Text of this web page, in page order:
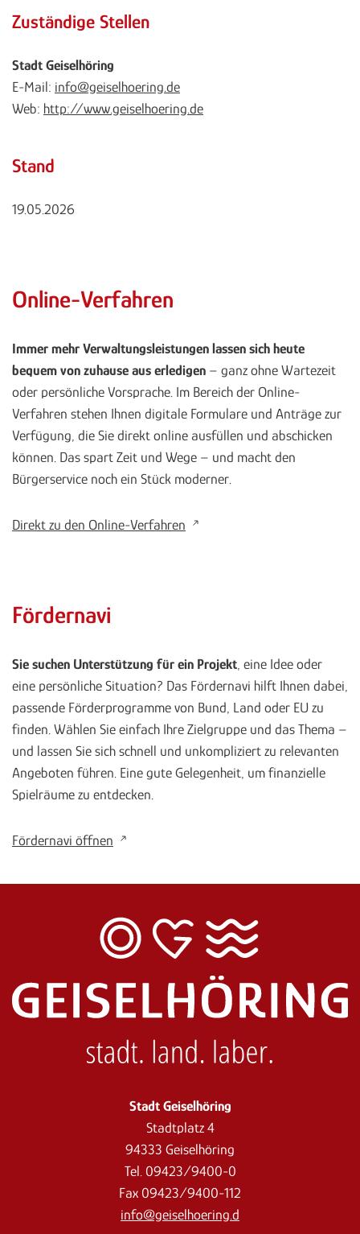
Zuständige Stellen
Stadt Geiselhöring
E-Mail: info@geiselhoering.de
Web: http://www.geiselhoering.de
Stand
19.05.2026
Online-Verfahren
Immer mehr Verwaltungsleistungen lassen sich heute
bequem von zuhause aus erledigen – ganz ohne Wartezeit
oder persönliche Vorsprache. Im Bereich der Online-
Verfahren stehen Ihnen digitale Formulare und Anträge zur
Verfügung, die Sie direkt online ausfüllen und abschicken
können. Das spart Zeit und Wege – und macht den
Bürgerservice noch ein Stück moderner.
Direkt zu den Online-Verfahren
Fördernavi
Sie suchen Unterstützung für ein Projekt, eine Idee oder
eine persönliche Situation? Das Fördernavi hilft Ihnen dabei,
passende Förderprogramme von Bund, Land oder EU zu
finden. Wählen Sie einfach Ihre Zielgruppe und das Thema –
und lassen Sie sich schnell und unkompliziert zu relevanten
Angeboten führen. Eine gute Gelegenheit, um finanzielle
Spielräume zu entdecken.
Fördernavi öffnen
Stadt Geiselhöring
Stadtplatz 4
94333 Geiselhöring
Tel. 09423/9400-0
Fax 09423/9400-112
info@geiselhoering.d